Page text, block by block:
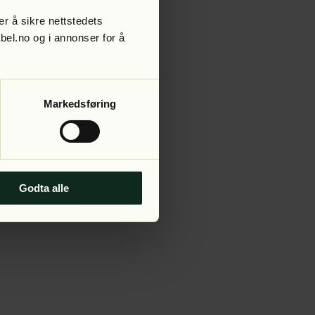
å sikre nettstedets
og i annonser for å
Markedsføring
Godta alle